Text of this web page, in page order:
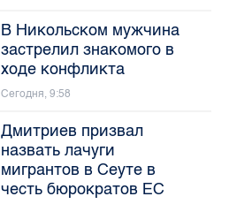
В Никольском мужчина
застрелил знакомого в
ходе конфликта
Сегодня, 9:58
Дмитриев призвал
назвать лачуги
мигрантов в Сеуте в
честь бюрократов ЕС